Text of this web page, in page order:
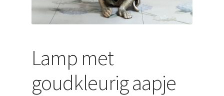
Lamp met
goudkleurig aapje